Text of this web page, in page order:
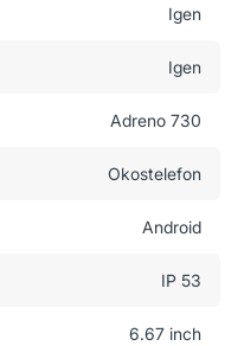
Igen
Igen
Adreno 730
Okostelefon
Android
IP 53
6.67 inch